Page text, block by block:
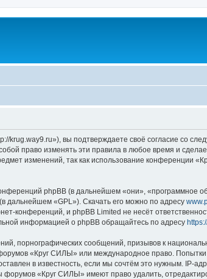
вы подтверждаете своё согласие со
право изменять эти правила в любое время и
изменений, так как использование конференции
phpBB (в дальнейшем «они», «программное
дальнейшем «GPL»). Скачать его можно по адресу
конференций, и phpBB Limited не несёт
информацией о phpBB обращайтесь по адресу
порнографических сообщений, призывов к
«Круг СИЛЫ» или международное право.
в известность, если мы сочтём это нужным. IP-
«Круг СИЛЫ» имеют право удалить,